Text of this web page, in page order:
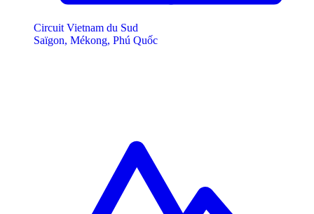
Circuit Vietnam du Sud
Saïgon, Mékong, Phú Quốc